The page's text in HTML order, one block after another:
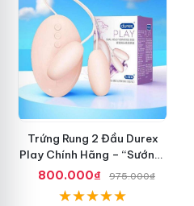
Trứng Rung 2 Đầu Durex
Play Chính Hãng – “Sướng”
Đã Đời
800.000₫ 975.000₫